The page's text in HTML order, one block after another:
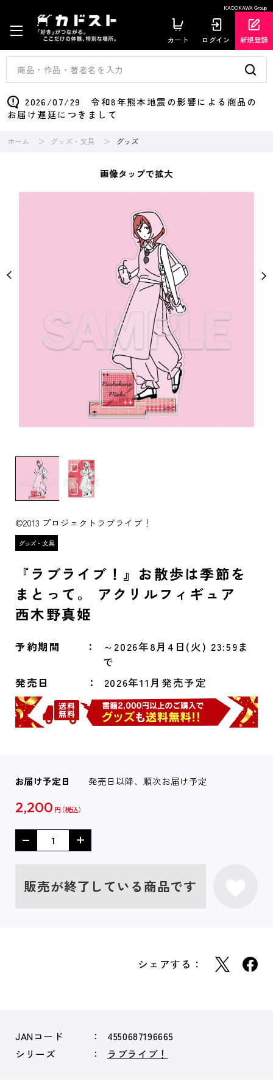
KADOKAWA Group
カート ログイン 新規登録
2026/07/29 令和8年熊本地震の影響による商品の
お届け遅延につきまして
ホーム グッズ・文具 グッズ
画像タップで拡大
©2013 プロジェクトラブライブ！
『ラブライブ！』お散歩は季節を
まとって。 アクリルフィギュア
西木野真姫
予約期間
～2026年8月4日(火) 23:59ま
で
発売日
2026年11月発売予定
お届け予定日 発売日以降、順次お届け予定
2,200 円
販売が終了している商品です
シェアする：
JANコード
4550687196665
シリーズ
ラブライブ！